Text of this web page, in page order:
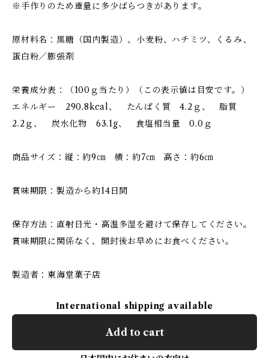
※手作りのため重量に多少ばらつきがあります。
原材料名：黒糖（国内製造）、小麦粉、ハチミツ、くるみ、
蛋白粉／膨張剤
栄養成分表：（100ｇ当たり）（この表示値は目安です。）
エネルギー 290.8kcal、 たんぱく質 4.2ｇ、 脂質
2.2ｇ、 炭水化物 63.1g、 食塩相当量 0.0ｇ
商品サイズ：縦：約9㎝ 横：約7㎝ 高さ：約6㎝
賞味期限：製造から約14日間
保存方法：直射日光・高温多湿を避けて保存してください。
賞味期限に関係なく、開封後お早めにお食べください。
製造者：東海堂菓子店
International shipping available
Add to cart